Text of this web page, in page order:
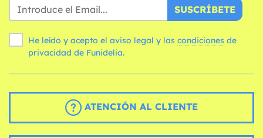
SUSCRÍBETE
He leído y acepto el aviso legal y las condiciones
privacidad de Funidelia.
ATENCIÓN AL CLIENTE